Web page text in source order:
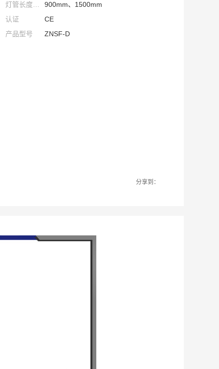
900mm、1500mm
认证
CE
产品型号
ZNSF-D
分享到：